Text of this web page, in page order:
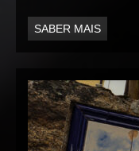
SABER MAIS